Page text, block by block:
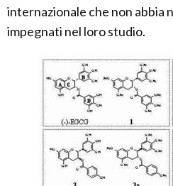
internazionale che non abbia
impegnati nel loro studio.